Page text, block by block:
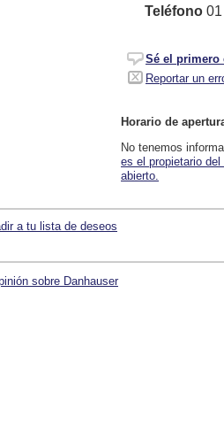
Teléfono
Sé el
Reportar un
Horario de
No tenemos
es el propietario
abierto.
a tu lista de deseos
sobre Danhauser